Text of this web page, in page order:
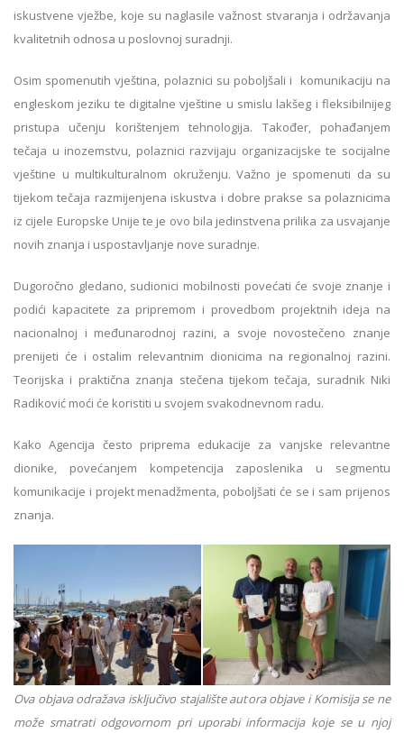
iskustvene vježbe, koje su naglasile važnost stvaranja i održavanja
kvalitetnih odnosa u poslovnoj suradnji.
Osim spomenutih vještina, polaznici su poboljšali i komunikaciju na
engleskom jeziku te digitalne vještine u smislu lakšeg i fleksibilnijeg
pristupa učenju korištenjem tehnologija. Također, pohađanjem
tečaja u inozemstvu, polaznici razvijaju organizacijske te socijalne
vještine u multikulturalnom okruženju. Važno je spomenuti da su
tijekom tečaja razmijenjena iskustva i dobre prakse sa polaznicima
iz cijele Europske Unije te je ovo bila jedinstvena prilika za usvajanje
novih znanja i uspostavljanje nove suradnje.
Dugoročno gledano, sudionici mobilnosti povećati će svoje znanje i
podići kapacitete za pripremom i provedbom projektnih ideja na
nacionalnoj i međunarodnoj razini, a svoje novostečeno znanje
prenijeti će i ostalim relevantnim dionicima na regionalnoj razini.
Teorijska i praktična znanja stečena tijekom tečaja, suradnik Niki
Radiković moći će koristiti u svojem svakodnevnom radu.
Kako Agencija često priprema edukacije za vanjske relevantne
dionike, povećanjem kompetencija zaposlenika u segmentu
komunikacije i projekt menadžmenta, poboljšati će se i sam prijenos
znanja.
Ova objava odražava isključivo stajalište autora objave i Komisija se ne
može smatrati odgovornom pri uporabi informacija koje se u njoj